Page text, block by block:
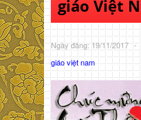
giáo Việt
Ngày đăng: 19/11/2017 -
giáo việt nam